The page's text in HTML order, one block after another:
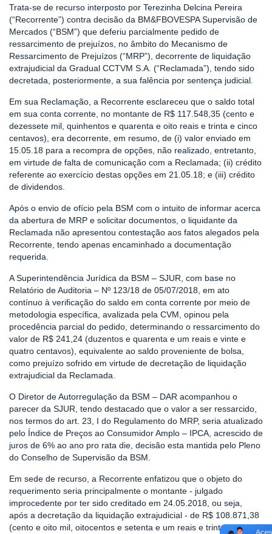
Trata-se de recurso interposto por Terezinha Delcina Pereira
(“Recorrente”) contra decisão da BM&FBOVESPA Supervisão de
Mercados (“BSM”) que deferiu parcialmente pedido de
ressarcimento de prejuízos, no âmbito do Mecanismo de
Ressarcimento de Prejuízos (“MRP”), decorrente de liquidação
extrajudicial da Gradual CCTVM S.A. (“Reclamada”), tendo sido
decretada, posteriormente, a sua falência por sentença judicial.
Em sua Reclamação, a Recorrente esclareceu que o saldo total
em sua conta corrente, no montante de R$ 117.548,35 (cento e
dezessete mil, quinhentos e quarenta e oito reais e trinta e cinco
centavos), era decorrente, em resumo, de (i) valor enviado em
15.05.18 para a recompra de opções, não realizado, entretanto,
em virtude de falta de comunicação com a Reclamada; (ii) crédito
referente ao exercício destas opções em 21.05.18; e (iii) crédito
de dividendos.
Após o envio de ofício pela BSM com o intuito de informar acerca
da abertura de MRP e solicitar documentos, o liquidante da
Reclamada não apresentou contestação aos fatos alegados pela
Recorrente, tendo apenas encaminhado a documentação
requerida.
A Superintendência Jurídica da BSM – SJUR, com base no
Relatório de Auditoria – Nº 123/18 de 05/07/2018, em ato
contínuo à verificação do saldo em conta corrente por meio de
metodologia específica, avalizada pela CVM, opinou pela
procedência parcial do pedido, determinando o ressarcimento do
valor de R$ 241,24 (duzentos e quarenta e um reais e vinte e
quatro centavos), equivalente ao saldo proveniente de bolsa,
como prejuízo sofrido em virtude de decretação de liquidação
extrajudicial da Reclamada.
O Diretor de Autorregulação da BSM – DAR acompanhou o
parecer da SJUR, tendo destacado que o valor a ser ressarcido,
nos termos do art. 23, I do Regulamento do MRP, seria atualizado
pelo Índice de Preços ao Consumidor Amplo – IPCA, acrescido de
juros de 6% ao ano pro rata die, decisão esta mantida pelo Pleno
do Conselho de Supervisão da BSM.
Em sede de recurso, a Recorrente enfatizou que o objeto do
requerimento seria principalmente o montante - julgado
improcedente por ter sido creditado em 24.05.2018, ou seja,
após a decretação da liquidação extrajudicial - de R$ 108.871,38
(cento e oito mil, oitocentos e setenta e um reais e trinta e oito